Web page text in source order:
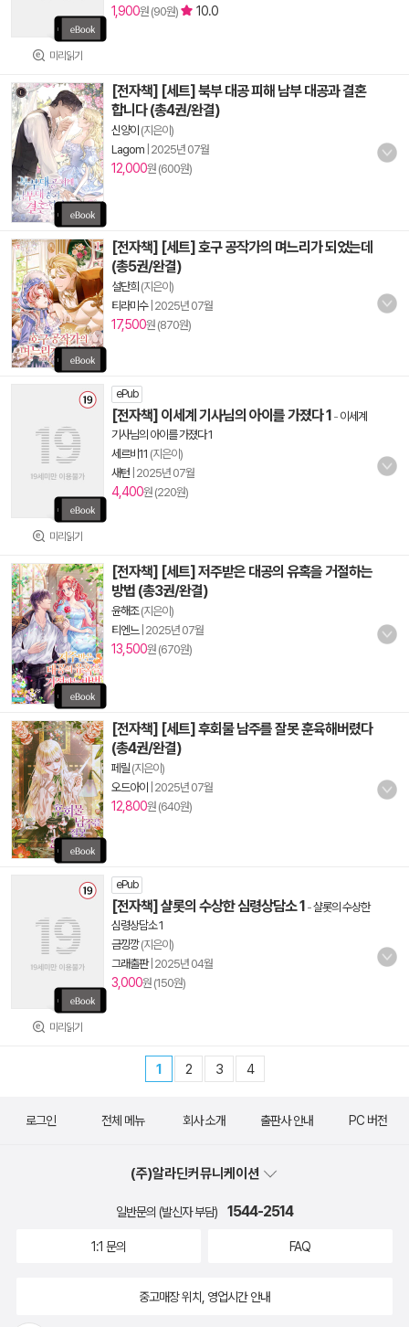
미리읽기
1,900원 (90원) 10.0
[전자책] [세트] 북부 대공 피해 남부 대공과 결혼
합니다 (총4권/완결)
신양이 (지은이)
Lagom 2025년 07월
12,000원 (600원)
[전자책] [세트] 호구 공작가의 며느리가 되었는데
(총5권/완결)
설단희 (지은이)
티라미수| 2025년 07월
17,500원 (870원)
미리읽기
ePub
[전자책] 이세계 기사님의 아이를 가졌다 1 - 이세계
기사님의 아이를 가졌다 1
세르비11 (지은이)
새턴 2025년 07월
4,400원 (220원)
[전자책] [세트] 저주받은 대공의 유혹을 거절하는
방법 (총3권/완결)
윤해조(지은이)
티엔느| 2025년 07월
13,500원 (670원)
[전자책] [세트] 후회물 남주를 잘못 훈육해버렸다
(총4권/완결)
페릴 (지은이)
오드아이
2025년 07월
12,800원 (640원)
미리읽기
ePub
[전자책] 샬롯의 수상한 심령상담소 1 -샬롯의 수상한
심령상담소 1
금낑깡(지은이)
그래출판| 2025년 04월
3,000원 (150원)
1 2 3 4
로그인 전체 메뉴 회사 소개 출판사 안내 PC 버전
(주)알라딘커뮤니케이션
일반문의 (발신자 부담) 1544-2514
1:1 문의 FAQ
중고매장 위치, 영업시간 안내